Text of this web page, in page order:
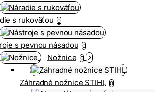
s rukoväťou 0
s pevnou násadou 0
Nožnice 0
Záhradné nožnice STIHL 0